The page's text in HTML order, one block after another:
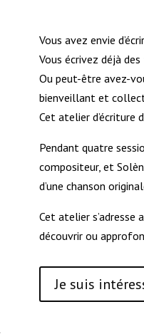
Vous avez envie
Vous écrivez déjà
Ou peut-être avez-
bienveillant et
Cet atelier d’écriture
Pendant quatre
compositeur, et
d’une chanson
Cet atelier s’adresse
découvrir ou
Je suis